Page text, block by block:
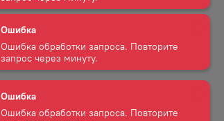
Ошибка
Ошибка обработки запроса. Повторите
запрос через минуту.
Ошибка
Ошибка обработки запроса. Повторите
запрос через минуту.